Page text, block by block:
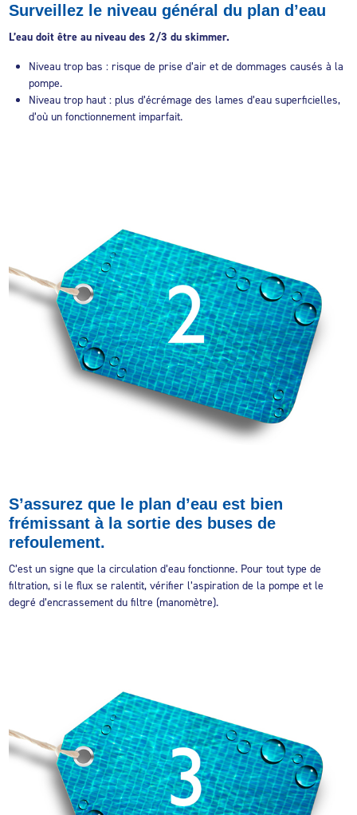
Surveillez le niveau général du plan d’eau
L’eau doit être au niveau des 2/3 du skimmer.
Niveau trop bas : risque de prise d’air et de dommages causés à la
pompe.
Niveau trop haut : plus d’écrémage des lames d’eau superficielles,
d’où un fonctionnement imparfait.
S’assurez que le plan d’eau est bien
frémissant à la sortie des buses de
refoulement.
C’est un signe que la circulation d’eau fonctionne. Pour tout type de
filtration, si le flux se ralentit, vérifier l’aspiration de la pompe et le
degré d’encrassement du filtre (manomètre).